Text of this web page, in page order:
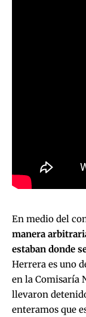
En medio del
manera
estaban donde
Herrera es uno
en la Comisaría
llevaron
enteramos que